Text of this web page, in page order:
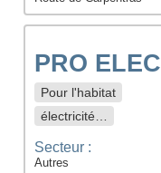
PRO ELEC
Pour l'habitat
électricité…
Secteur :
Autres